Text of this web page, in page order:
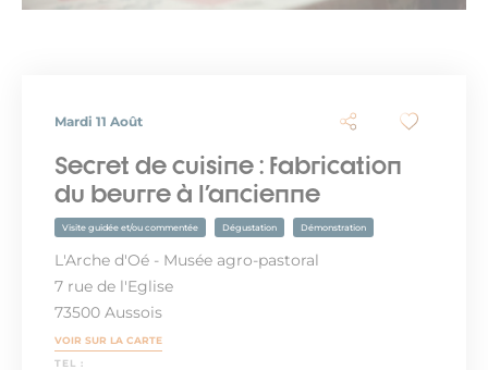
Mardi 11 Août
Secret de cuisine : fabrication
du beurre à l'ancienne
Visite guidée et/ou commentée Dégustation Démonstration
L'Arche d'Oé - Musée agro-pastoral
7 rue de l'Eglise
73500 Aussois
VOIR SUR LA CARTE
TEL :